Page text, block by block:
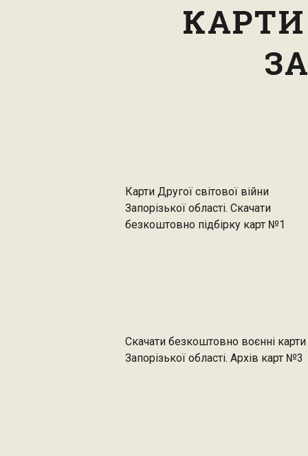
КАРТИ
Карти Другої світової війни
Запорізької області. Скачати
безкоштовно підбірку карт №1
Скачати безкоштовно воєнні карти
Запорізької області. Архів карт №3